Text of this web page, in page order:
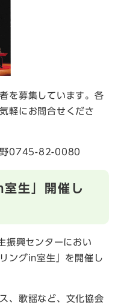
を募集しています。各
軽にお問合せくださ
野0745-82-0080
室生」開催し
振興センターにおい
ングin室生」を開催し
、歌謡など、文化協会